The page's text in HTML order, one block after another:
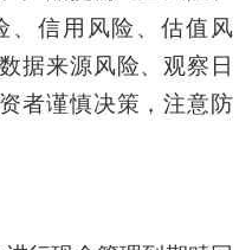
、信用风险、估值风
据来源风险、观察日
者谨慎决策，注意防